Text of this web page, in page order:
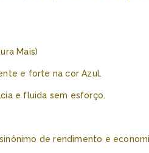
Mais)
e forte na cor Azul.
e fluida sem esforço.
de rendimento e